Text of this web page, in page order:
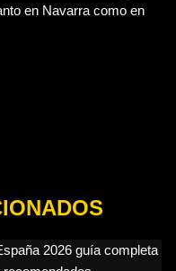
en Navarra como en